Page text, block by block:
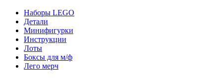
Наборы LEGO
Детали
Минифигурки
Инструкции
Лоты
Боксы для м/ф
Лего мерч